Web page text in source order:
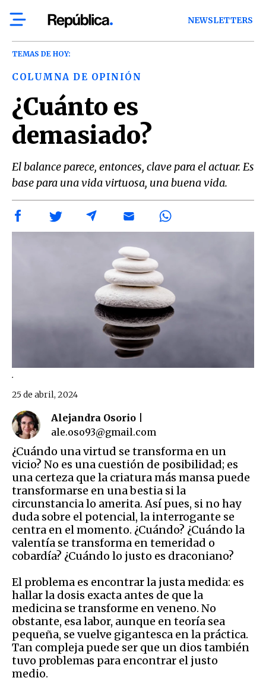
NEWSLETTERS
TEMAS DE HOY:
COLUMNA DE OPINIÓN
¿Cuánto es
demasiado?
El balance parece, entonces, clave para el actuar. Es
base para una vida virtuosa, una buena vida.
.
Alejandra Osorio |
ale.oso93@gmail.com
25 de abril, 2024
¿Cuándo una virtud se transforma en un
vicio? No es una cuestión de posibilidad; es
una certeza que la criatura más mansa puede
transformarse en una bestia si la
circunstancia lo amerita. Así pues, si no hay
duda sobre el potencial, la interrogante se
centra en el momento. ¿Cuándo? ¿Cuándo la
valentía se transforma en temeridad o
cobardía? ¿Cuándo lo justo es draconiano?
El problema es encontrar la justa medida: es
hallar la dosis exacta antes de que la
medicina se transforme en veneno. No
obstante, esa labor, aunque en teoría sea
pequeña, se vuelve gigantesca en la práctica.
Tan compleja puede ser que un dios también
tuvo problemas para encontrar el justo
medio.